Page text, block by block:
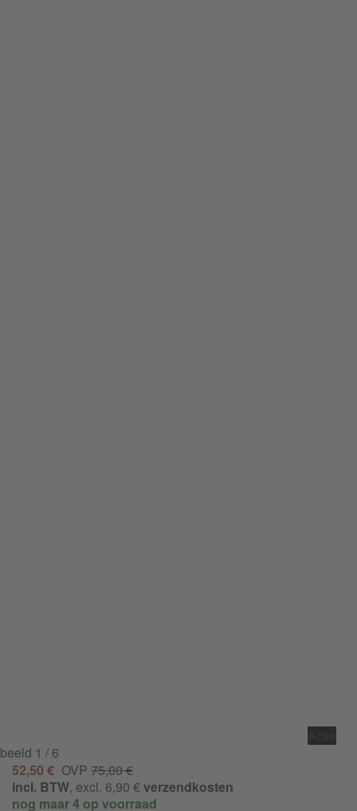
beeld 1 / 6
52,50 € OVP 75,00 €
incl. BTW, excl. 6,90 €verzendkosten
nog maar 4 op voorraad